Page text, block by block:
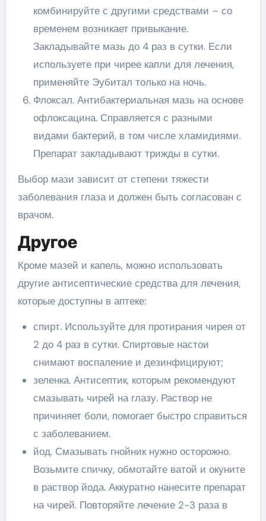
комбинируйте с другими средствами – со
временем возникает привыкание.
Закладывайте мазь до 4 раз в сутки. Если
используете при чирее капли для лечения,
применяйте Эубитал только на ночь.
Флоксал. Антибактериальная мазь на основе
офлоксацина. Справляется с разными
видами бактерий, в том числе хламидиями.
Препарат закладывают трижды в сутки.
Выбор мази зависит от степени тяжести
заболевания глаза и должен быть согласован с
врачом.
Другое
Кроме мазей и капель, можно использовать
другие антисептические средства для лечения,
которые доступны в аптеке:
спирт. Используйте для протирания чирея от
2 до 4 раз в сутки. Спиртовые настои
снимают воспаление и дезинфицируют;
зеленка. Антисептик, которым рекомендуют
смазывать чирей на глазу. Раствор не
причиняет боли, помогает быстро справиться
с заболеванием.
йод. Смазывать гнойник нужно осторожно.
Возьмите спичку, обмотайте ватой и окуните
в раствор йода. Аккуратно нанесите препарат
на чирей. Повторяйте лечение 2-3 раза в